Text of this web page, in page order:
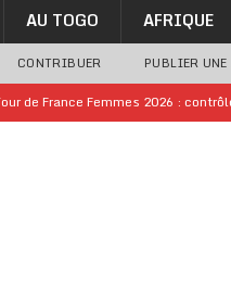
AU TOGO AFRIQUE
CONTRIBUER PUBLIER UNE
de France Femmes 2026 :